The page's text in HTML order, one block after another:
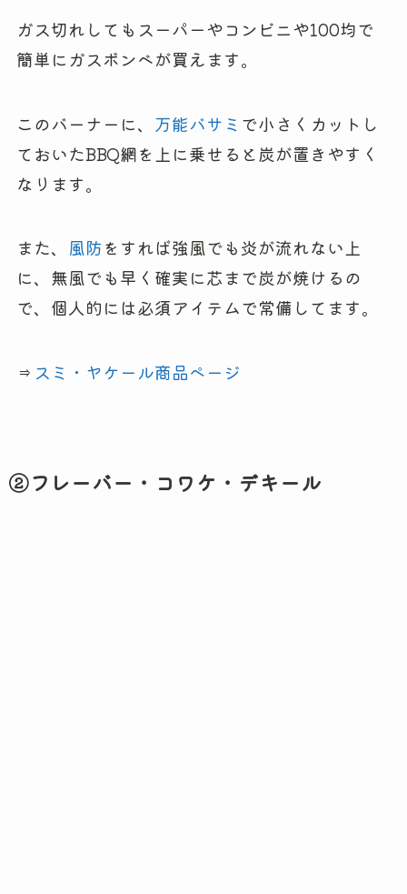
ガス切れしてもスーパーやコンビニや100均で
簡単にガスボンベが買えます。
このバーナーに、 万能バサミ で小さくカットし
ておいたBBQ網を上に乗せると炭が置きやすく
なります。
また、 風防をすれば強風でも炎が流れない上
に、無風でも早く確実に芯まで炭が焼けるの
で、個人的には必須アイテムで常備してます。
⇒ スミ・ヤケール商品ページ
②フレーバー・コワケ・デキール